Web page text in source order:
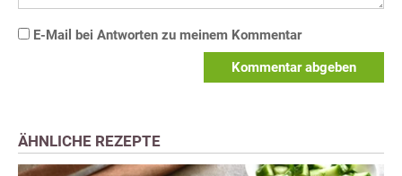
E-Mail bei Antworten zu meinem Kommentar
Kommentar abgeben
ÄHNLICHE REZEPTE